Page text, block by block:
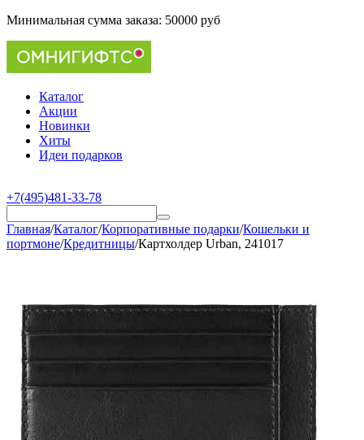
Минимальная сумма заказа: 50000 руб
Каталог
Акции
Новинки
Хиты
Идеи подарков
+7(495)481-33-78
Главная/Каталог/Корпоративные подарки/Кошельки и
портмоне/Кредитницы/Картхолдер Urban, 241017